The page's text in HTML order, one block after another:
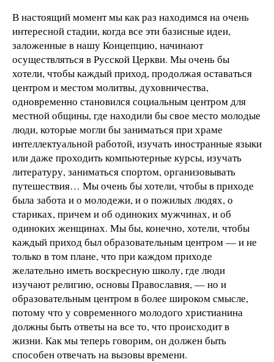
В настоящий момент мы как раз находимся на очень
интересной стадии, когда все эти базисные идеи,
заложенные в нашу Концепцию, начинают
осуществляться в Русской Церкви. Мы очень бы
хотели, чтобы каждый приход, продолжая оставаться
центром и местом молитвы, духовничества,
одновременно становился социальным центром для
местной общины, где находили бы свое место молодые
люди, которые могли бы заниматься при храме
интеллектуальной работой, изучать иностранные языки
или даже проходить компьютерные курсы, изучать
литературу, заниматься спортом, организовывать
путешествия… Мы очень бы хотели, чтобы в приходе
была забота и о молодежи, и о пожилых людях, о
стариках, причем и об одиноких мужчинах, и об
одиноких женщинах. Мы бы, конечно, хотели, чтобы
каждый приход был образовательным центром — и не
только в том плане, что при каждом приходе
желательно иметь воскресную школу, где люди
изучают религию, основы Православия, — но и
образовательным центром в более широком смысле,
потому что у современного молодого христианина
должны быть ответы на все то, что происходит в
жизни. Как мы теперь говорим, он должен быть
способен отвечать на вызовы времени.